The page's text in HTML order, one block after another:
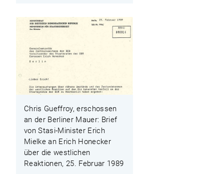
Chris Gueffroy, erschossen
an der Berliner Mauer: Brief
von Stasi-Minister Erich
Mielke an Erich Honecker
über die westlichen
Reaktionen, 25. Februar 1989